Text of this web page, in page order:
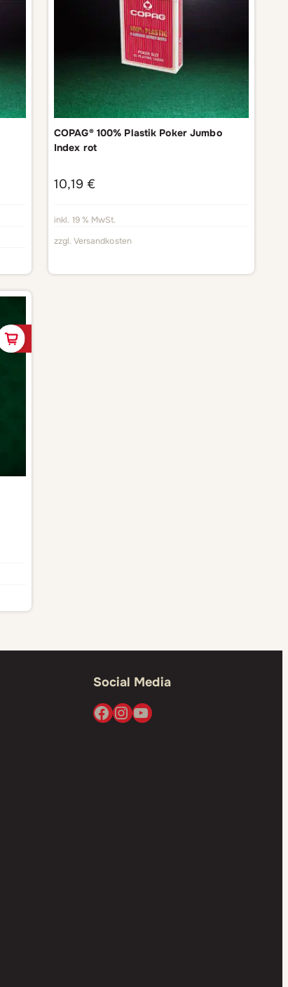
COPAG® 100% Plastik Poker Jumbo
Index rot
10,19 €
inkl. 19 % MwSt.
zzgl. Versandkosten
Social Media
Facebook
Instagram
YouTube